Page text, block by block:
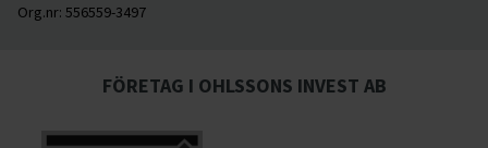
Org.nr: 556559-3497
FÖRETAG I OHLSSONS INVEST AB